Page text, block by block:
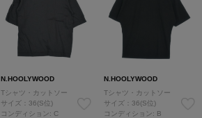
N.HOOLYWOOD
Tシャツ・カットソー
サイズ：36(S位)
コンディション: C
N.HOOLYWOOD
Tシャツ・カットソー
サイズ：36(S位)
コンディション: B